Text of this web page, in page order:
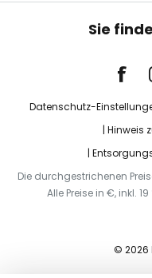
Sie
Datenschutz-
Hinweis
Die durchgestrichenen
Alle Preise in €, inkl.
© 2026